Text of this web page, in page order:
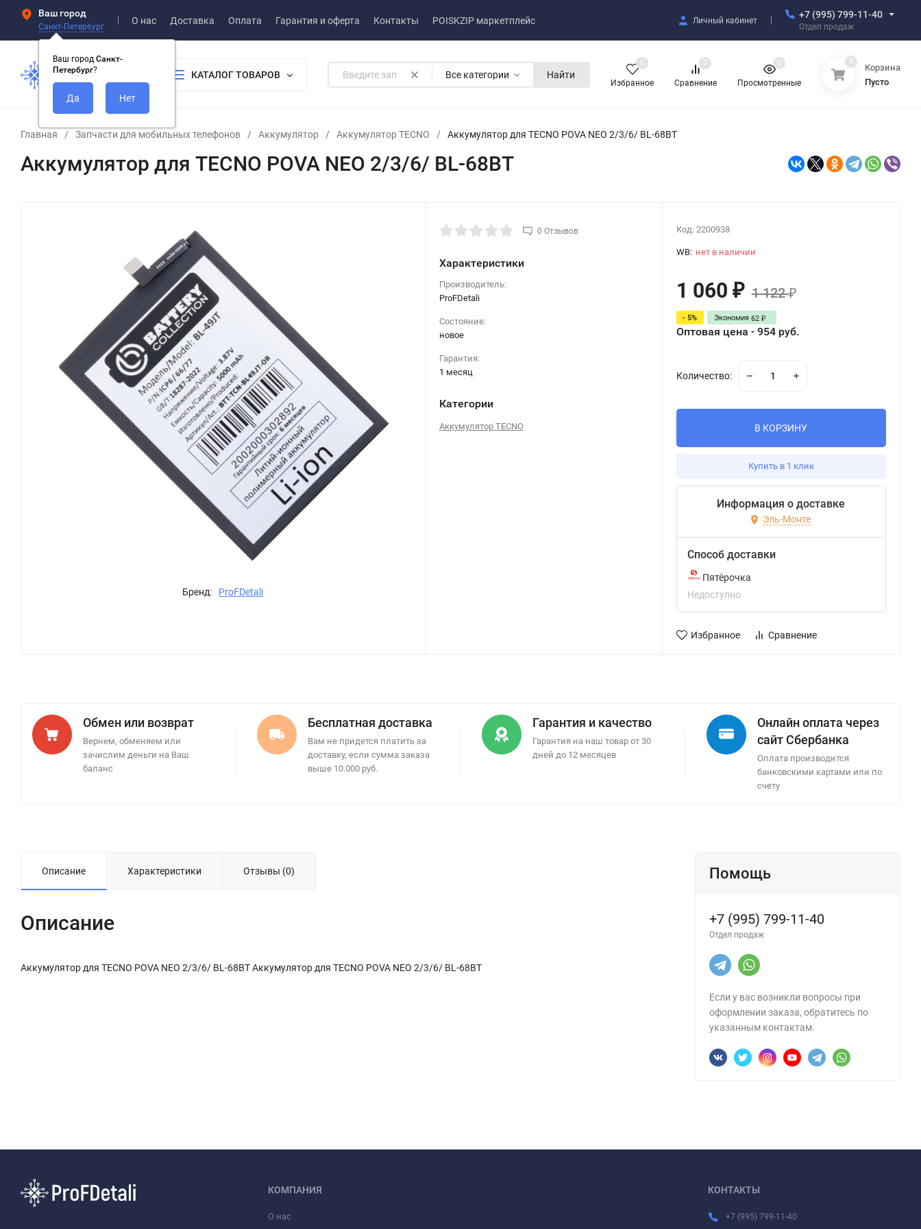
Ваш город
Санкт-Петербург
Ваш город Санкт-
Петербург?
О нас Доставка Оплата Гарантия и оферта Контакты POISKZIP маркетплейс Личный кабинет
+7 (995) 799-11-40
Отдел продаж
КАТАЛОГ ТОВАРОВ Все категории Найти
Избранное
0
Сравнение
0
Просмотренные
0 0
Корзина
Пусто
Главная / Запчасти для мобильных телефонов / Аккумулятор / Аккумулятор TECNO / Аккумулятор для TECNO POVA NEO 2/3/6/ BL-68BT
Аккумулятор для TECNO POVA NEO 2/3/6/ BL-68BT
Бренд: ProFDetali
0 Отзывов
Характеристики
Производитель:
ProFDetali
Состояние:
новое
Гарантия:
1 месяц
Категории
Аккумулятор TECNO
Код: 2200938
WB: нет в наличии
1 060 ₽ 1 122₽
- 5% Экономия 62 ₽
Оптовая цена - 954 руб.
Количество:
В КОРЗИНУ
Купить в 1 клик
Информация о доставке
Эль-Монте
Способ доставки
Пятёрочка
Недоступно
Избранное Сравнение
Обмен или возврат
Вернем, обменяем или
зачислим деньги на Ваш
баланс
Бесплатная доставка
Вам не придется платить за
доставку, если сумма заказа
выше 10.000 руб.
Гарантия и качество
Гарантия на наш товар от 30
дней до 12 месяцев
Онлайн оплата через
сайт Сбербанка
Оплата производится
банковскими картами или по
счету
Описание Характеристики Отзывы (0)
Описание
Аккумулятор для TECNO POVA NEO 2/3/6/ BL-68BT Аккумулятор для TECNO POVA NEO 2/3/6/ BL-68BT
Помощь
+7 (995) 799-11-40
Отдел продаж
Если у вас возникли вопросы при
оформлении заказа, обратитесь по
указанным контактам.
КОМПАНИЯ
О нас
КОНТАКТЫ
+7 (995) 799-11-40